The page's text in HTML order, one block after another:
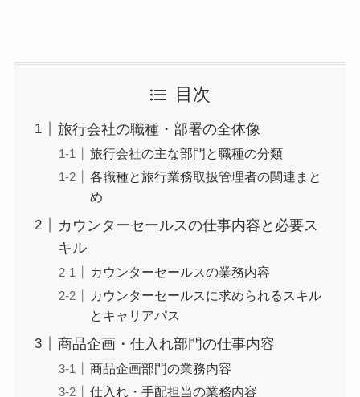
目次
旅行会社の職種・部署の全体像
旅行会社の主な部門と職種の分類
各職種と旅行業務取扱管理者の関連まと
め
カウンターセールスの仕事内容と必要ス
キル
カウンターセールスの業務内容
カウンターセールスに求められるスキル
とキャリアパス
商品企画・仕入れ部門の仕事内容
商品企画部門の業務内容
仕入れ・手配担当の業務内容